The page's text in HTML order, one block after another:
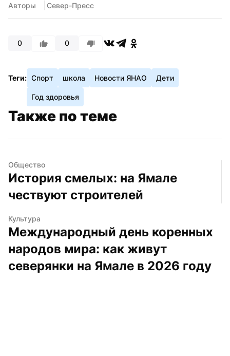
Авторы Север-Пресс
0 0
Теги: Спорт школа Новости ЯНАО Дети
Год здоровья
Также по теме
Общество
История смелых: на Ямале
чествуют строителей
Культура
Международный день коренных
народов мира: как живут
северянки на Ямале в 2026 году